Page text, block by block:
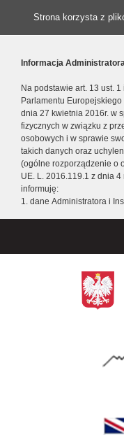
Strona korzysta z
Informacja
Na podstawie art. 13 ust.
Parlamentu
dnia 27 kwietnia 2016r. w
fizycznych w związku z
osobowych i w sprawie
takich danych oraz
(ogólne rozporządzenie o
UE. L. 2016.119.1 z dnia
informuję:
1. dane Administratora i